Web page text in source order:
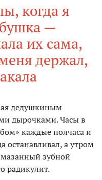
когда я
—
их сама,
держал,
дедушкиным
дырочками. Часы в
каждые полчаса и
останавливал, а утром
зубной
радикулит.